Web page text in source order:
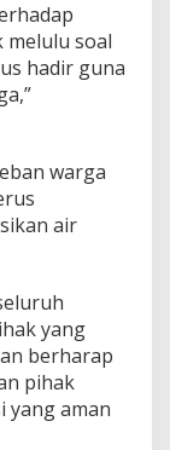
melulu soal
hadir guna
warga
air
yang
berharap
pihak
yang aman